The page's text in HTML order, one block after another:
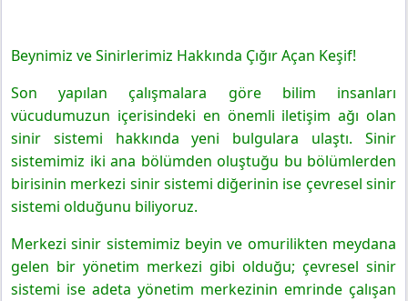
Beynimiz ve Sinirlerimiz Hakkında Çığır Açan Keşif!
Son yapılan çalışmalara göre bilim insanları
vücudumuzun içerisindeki en önemli iletişim ağı olan
sinir sistemi hakkında yeni bulgulara ulaştı. Sinir
sistemimiz iki ana bölümden oluştuğu bu bölümlerden
birisinin merkezi sinir sistemi diğerinin ise çevresel sinir
sistemi olduğunu biliyoruz.
Merkezi sinir sistemimiz beyin ve omurilikten meydana
gelen bir yönetim merkezi gibi olduğu; çevresel sinir
sistemi ise adeta yönetim merkezinin emrinde çalışan